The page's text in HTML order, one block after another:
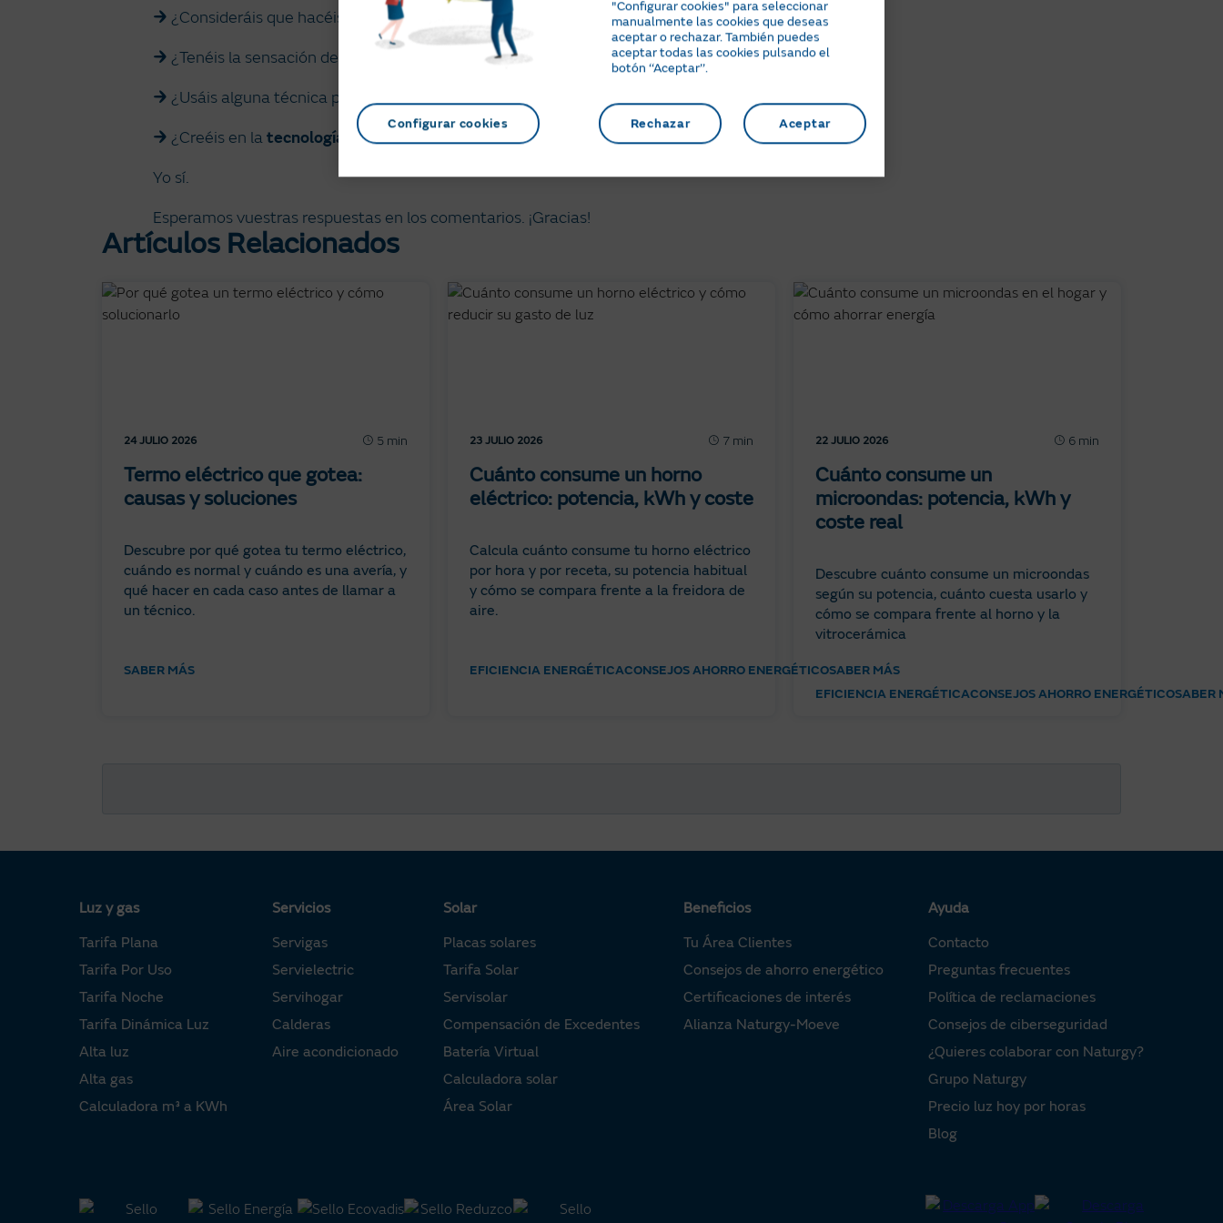
¿Consideráis que hacéis un buen uso de la tecnología?
¿Tenéis la sensación de controlarla o es al revés?
¿Usáis alguna técnica para controlar esa “adicción”?
¿Creéis en latecnología con #BuenasEnergías?
Yo sí.
Esperamos vuestras respuestas en los comentarios. ¡Gracias!
Artículos Relacionados
24 JULIO 2026 5 min
Termo eléctrico que gotea:
causas y soluciones
Descubre por qué gotea tu termo eléctrico,
cuándo es normal y cuándo es una avería, y
qué hacer en cada caso antes de llamar a
un técnico.
SABER MÁS
23 JULIO 2026 7 min
Cuánto consume un horno
eléctrico: potencia, kWh y coste
Calcula cuánto consume tu horno eléctrico
por hora y por receta, su potencia habitual
y cómo se compara frente a la freidora de
aire.
EFICIENCIA ENERGÉTICACONSEJOS AHORRO ENERGÉTICOSABER MÁS
22 JULIO 2026 6 min
Cuánto consume un
microondas: potencia, kWh y
coste real
Descubre cuánto consume un microondas
según su potencia, cuánto cuesta usarlo y
cómo se compara frente al horno y la
vitrocerámica
EFICIENCIA ENERGÉTICACONSEJOS AHORRO ENERGÉTICOSABER
Luz y gas
Tarifa Plana
Tarifa Por Uso
Tarifa Noche
Tarifa Dinámica Luz
Alta luz
Alta gas
Calculadora m³ a KWh
Servicios
Servigas
Servielectric
Servihogar
Calderas
Aire acondicionado
Solar
Placas solares
Tarifa Solar
Servisolar
Compensación de Excedentes
Batería Virtual
Calculadora solar
Área Solar
Beneficios
Tu Área Clientes
Consejos de ahorro energético
Certificaciones de interés
Alianza Naturgy-Moeve
Ayuda
Contacto
Preguntas frecuentes
Política de reclamaciones
Consejos de ciberseguridad
¿Quieres colaborar con Naturgy?
Grupo Naturgy
Precio luz hoy por horas
Blog
"Configurar cookies" para seleccionar
manualmente las cookies que deseas
aceptar o rechazar. También puedes
aceptar todas las cookies pulsando el
botón ‘‘Aceptar’’.
Configurar cookies Rechazar Aceptar